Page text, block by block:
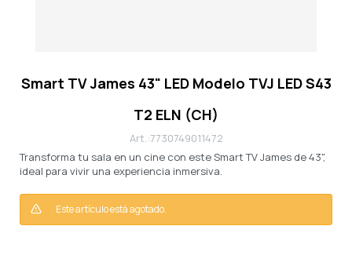
Smart TV James 43" LED Modelo TVJ LED S43
T2 ELN (CH)
7730749011472
Transforma tu sala en un cine con este Smart TV James de 43",
ideal para vivir una experiencia inmersiva.
Este artículo está agotado.